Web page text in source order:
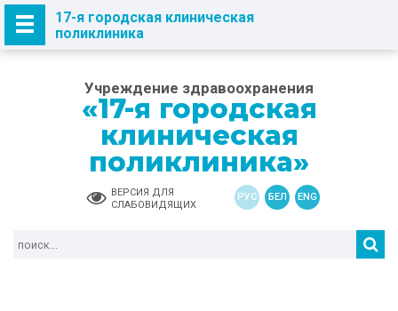
Учреждение здравоохранения
«17-я городская
клиническая
поликлиника»
ВЕРСИЯ ДЛЯ
СЛАБОВИДЯЩИХ
РУС БЕЛ ENG
17-я городская клиническая
поликлиника